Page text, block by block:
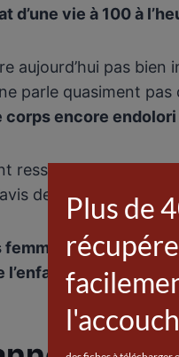
d’une vie à 100 à
aujourd’hui pas
parle quasiment
encore
ressenti la
des autres, ce qui
femmes connaissent
je me dis qu’il